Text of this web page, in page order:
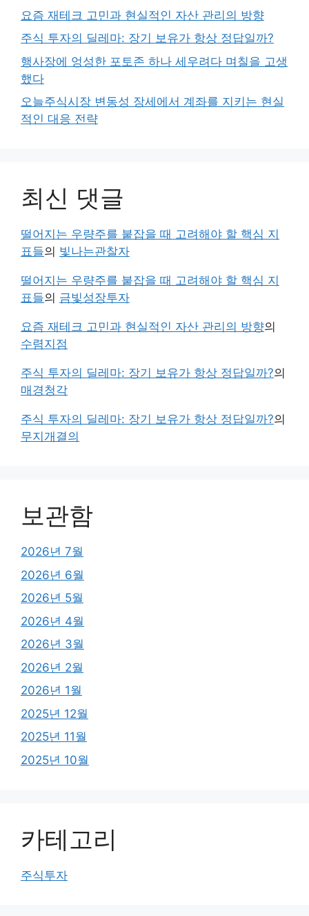
요즘 재테크 고민과 현실적인 자산 관리의 방향
주식 투자의 딜레마: 장기 보유가 항상 정답일까?
행사장에 엉성한 포토존 하나 세우려다 며칠을 고생
했다
오늘주식시장 변동성 장세에서 계좌를 지키는 현실
적인 대응 전략
최신 댓글
떨어지는 우량주를 붙잡을 때 고려해야 할 핵심 지
표들의 빛나는관찰자
떨어지는 우량주를 붙잡을 때 고려해야 할 핵심 지
표들의 금빛성장투자
요즘 재테크 고민과 현실적인 자산 관리의 방향의
수렴지점
주식 투자의 딜레마: 장기 보유가 항상 정답일까?의
매경청각
주식 투자의 딜레마: 장기 보유가 항상 정답일까?의
무지개결의
보관함
2026년 7월
2026년 6월
2026년 5월
2026년 4월
2026년 3월
2026년 2월
2026년 1월
2025년 12월
2025년 11월
2025년 10월
카테고리
주식투자